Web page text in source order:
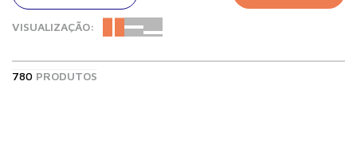
VISUALIZAÇÃO:
780 PRODUTOS